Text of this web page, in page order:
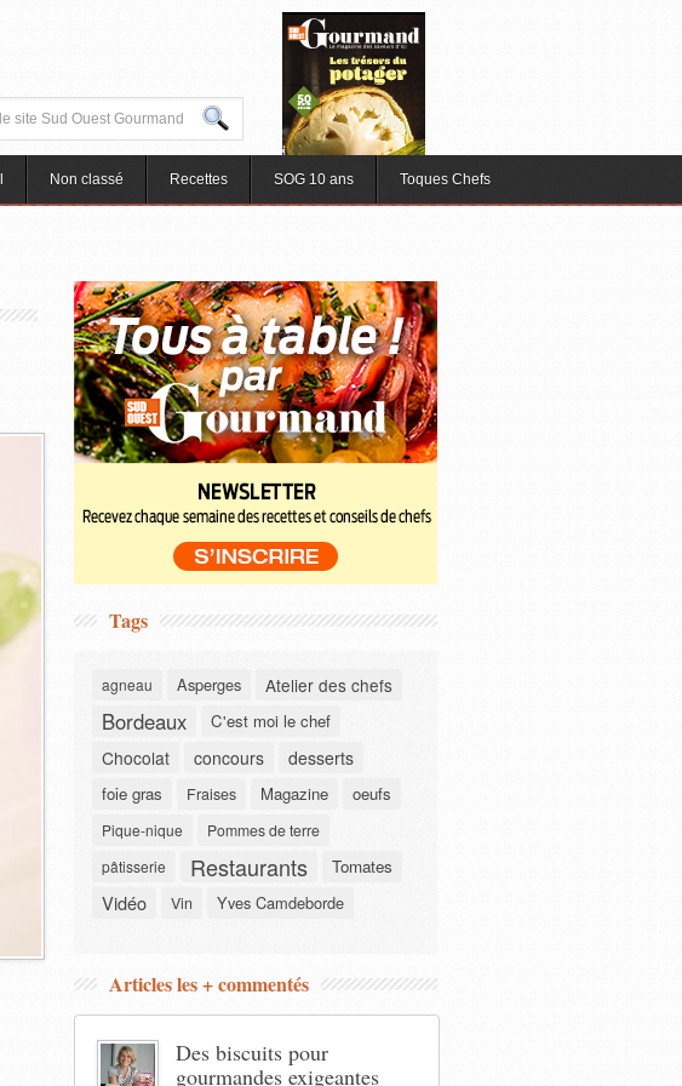
Non classé Recettes SOG 10 ans Toques Chefs
Tags
agneau Asperges Atelier des chefs
Bordeaux C'est moi le chef
Chocolat concours desserts
foie gras Fraises Magazine oeufs
Pique-nique
Pommes de terre
pâtisserie
Restaurants Tomates
Vidéo Vin Yves Camdeborde
Articles les + commentés
Des biscuits pour
gourmandes exigeantes